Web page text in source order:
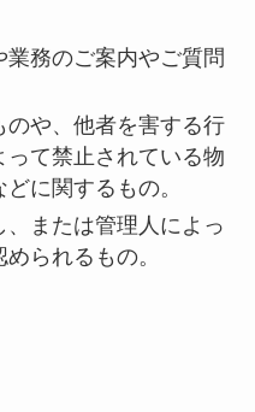
務のご案内やご質問
や、他者を害する行
て禁止されている物
に関するもの。
または管理人によっ
られるもの。